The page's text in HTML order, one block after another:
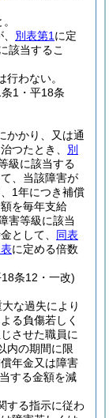
別表第1 に定
該当するこ
わない。
1・平18条
かかり、又は通
つたとき、 別
級に該当する
、当該障害が
1年につき補償
を毎年支給
害等級に該当
として、 同表
に定める倍数
条12・一改)
な過失により
る負傷若しく
させた職員に
内の期間に限
年金又は障害
する金額を減
する指示に従わ